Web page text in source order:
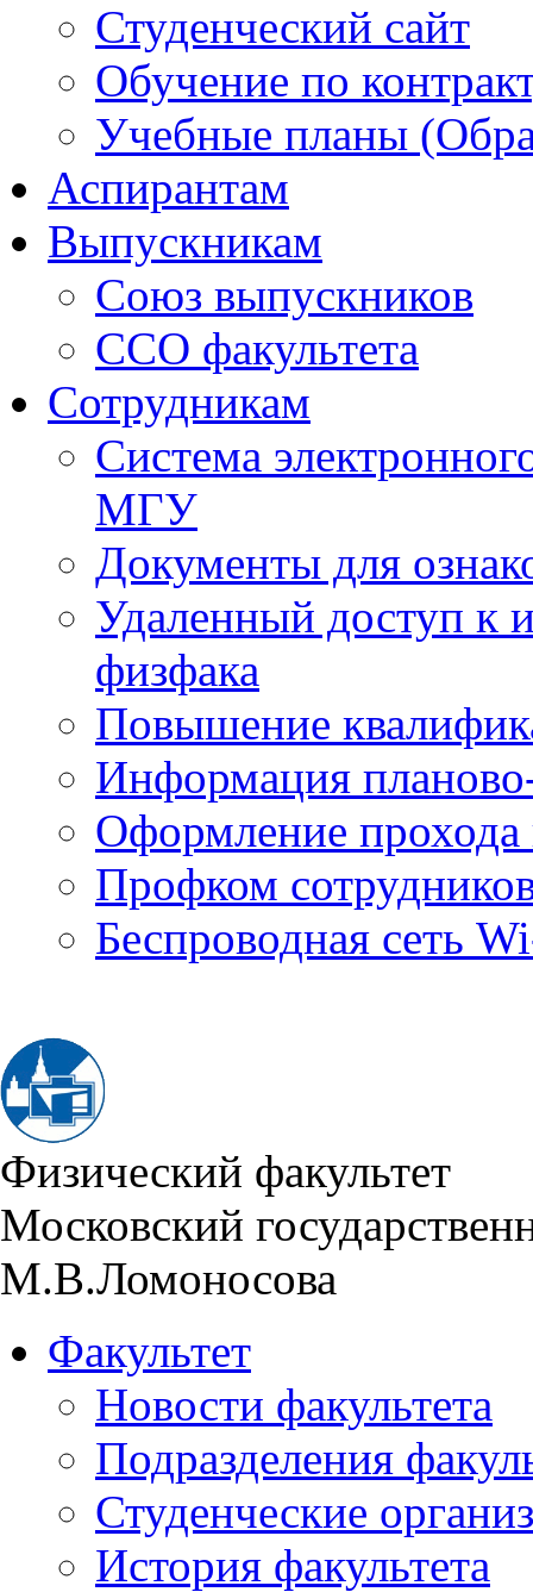
Студенческий сайт
Обучение по
Учебные планы
Аспирантам
Выпускникам
Союз выпускников
ССО факультета
Сотрудникам
Система
МГУ
Документы для
Удаленный доступ к
физфака
Повышение
Информация
Оформление прохода
Профком
Беспроводная сеть
Физический факультет
Московский
М.В.Ломоносова
Факультет
Новости факультета
Подразделения
Студенческие
История факультета